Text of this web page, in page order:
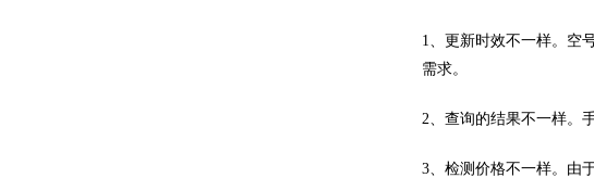
1、更新时效不一样。空
需求。
2、查询的结果不一样。
3、检测价格不一样。由